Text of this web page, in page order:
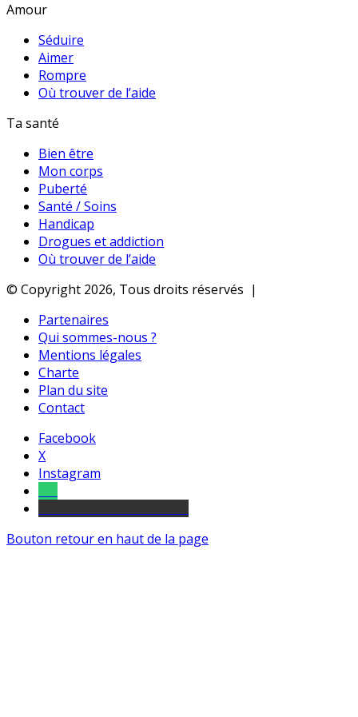
Amour
Séduire
Aimer
Rompre
Où trouver de l’aide
Ta santé
Bien être
Mon corps
Puberté
Santé / Soins
Handicap
Drogues et addiction
Où trouver de l’aide
© Copyright 2026, Tous droits réservés |
Partenaires
Qui sommes-nous ?
Mentions légales
Charte
Plan du site
Contact
Facebook
X
Instagram
Bouton retour en haut de la page